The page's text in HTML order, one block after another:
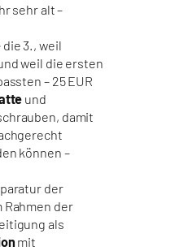
sehr alt –
die 3., weil
weil die ersten
– 25 EUR
und
damit
können –
der
Rahmen der
als
mit